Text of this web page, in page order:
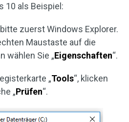
10 als Beispiel:
zuerst Windows Explorer.
Maustaste auf die
wählen Sie „Eigenschaften“.
„Tools“, klicken
„Prüfen“.